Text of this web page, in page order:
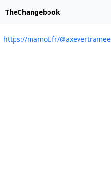
TheChangebook
https://mamot.fr/@axevertramee